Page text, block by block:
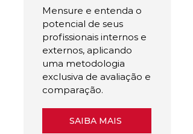
Mensure e entenda o
potencial de seus
profissionais internos e
externos, aplicando
uma metodologia
exclusiva de avaliação e
comparação.
SAIBA MAIS